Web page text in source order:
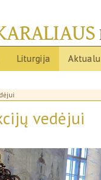
Liturgija Aktualu
vedėjui